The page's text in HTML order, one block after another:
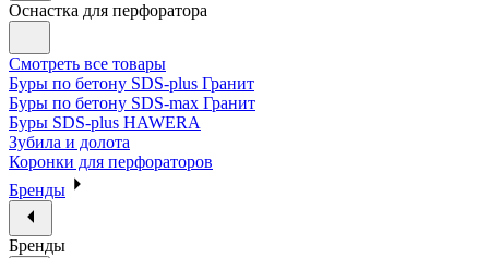
Оснастка для перфоратора
Смотреть все товары
Буры по бетону SDS-plus Гранит
Буры по бетону SDS-max Гранит
Буры SDS-plus HAWERA
Зубила и долота
Коронки для перфораторов
Бренды
Бренды